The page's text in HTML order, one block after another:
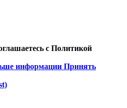
с Политикой
информации Принять